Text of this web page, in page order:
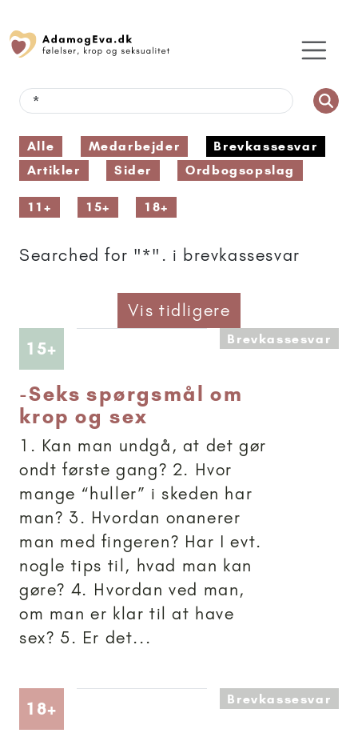
Alle Medarbejder
Brevkassesvar
Artikler
Sider Ordbogsopslag
11+ 15+ 18+
Searched for "*". i brevkassesvar
Vis tidligere
15+ Artikler anbefalet til 15+Brevkassesvar
-Seks spørgsmål om
krop og sex
1. Kan man undgå, at det gør
ondt første gang? 2. Hvor
mange “huller” i skeden har
man? 3. Hvordan onanerer
man med fingeren? Har I evt.
nogle tips til, hvad man kan
gøre? 4. Hvordan ved man,
om man er klar til at have
sex? 5. Er det...
18+ Artikler anbefalet til 18+Brevkassesvar